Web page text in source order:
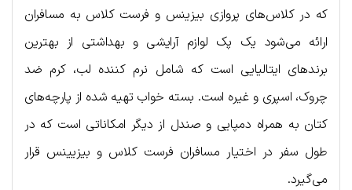
که در کلاس‌های پروازی بیزینس و فرست کلاس به مسافران
ارائه می‌شود یک پک لوازم آرایشی و بهداشتی از بهترین
برندهای ایتالیایی است که شامل نرم کننده لب، کرم ضد
چروک، اسپری و غیره است. بسته خواب تهیه شده از پارچه‌های
کتان به همراه دمپایی و صندل از دیگر امکاناتی است که در
طول سفر در اختیار مسافران فرست کلاس و بیزیینس قرار
می‌گیرد.